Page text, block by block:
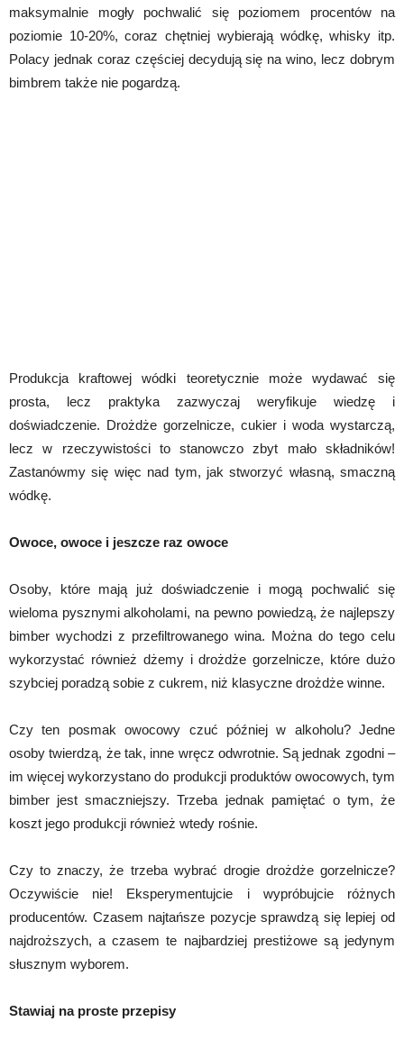
maksymalnie mogły pochwalić się poziomem procentów na
poziomie 10-20%, coraz chętniej wybierają wódkę, whisky itp.
Polacy jednak coraz częściej decydują się na wino, lecz dobrym
bimbrem także nie pogardzą.
Produkcja kraftowej wódki teoretycznie może wydawać się
prosta, lecz praktyka zazwyczaj weryfikuje wiedzę i
doświadczenie. Drożdże gorzelnicze, cukier i woda wystarczą,
lecz w rzeczywistości to stanowczo zbyt mało składników!
Zastanówmy się więc nad tym, jak stworzyć własną, smaczną
wódkę.
Owoce, owoce i jeszcze raz owoce
Osoby, które mają już doświadczenie i mogą pochwalić się
wieloma pysznymi alkoholami, na pewno powiedzą, że najlepszy
bimber wychodzi z przefiltrowanego wina. Można do tego celu
wykorzystać również dżemy i drożdże gorzelnicze, które dużo
szybciej poradzą sobie z cukrem, niż klasyczne drożdże winne.
Czy ten posmak owocowy czuć później w alkoholu? Jedne
osoby twierdzą, że tak, inne wręcz odwrotnie. Są jednak zgodni –
im więcej wykorzystano do produkcji produktów owocowych, tym
bimber jest smaczniejszy. Trzeba jednak pamiętać o tym, że
koszt jego produkcji również wtedy rośnie.
Czy to znaczy, że trzeba wybrać drogie drożdże gorzelnicze?
Oczywiście nie! Eksperymentujcie i wypróbujcie różnych
producentów. Czasem najtańsze pozycje sprawdzą się lepiej od
najdroższych, a czasem te najbardziej prestiżowe są jedynym
słusznym wyborem.
Stawiaj na proste przepisy